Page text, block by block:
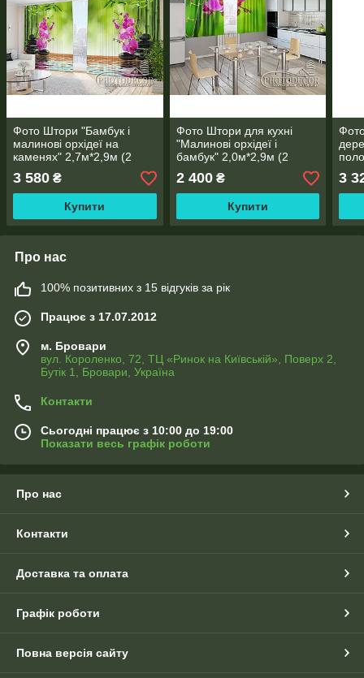
Фото Штори "Бамбук і
малинові орхідеї на
каменях" 2,7м*2,9м (2
полотна по 1,45м), тасьма
3 580 ₴
Купити
Фото Штори для кухні
"Малинові орхідеї і
бамбук" 2,0м*2,9м (2
полотна по 1,45м), тасьма
2 400₴
Купити
3
Про нас
100% позитивних з 15 відгуків за рік
Працює з 17.07.2012
м. Бровари
вул. Короленко, 72, ТЦ «Ринок на Київській», Поверх 2,
Бутік 1, Бровари, Україна
Контакти
Сьогодні працює з 10:00 до 19:00
Показати весь графік роботи
Про нас
Контакти
Доставка та оплата
Графік роботи
Повна версія сайту